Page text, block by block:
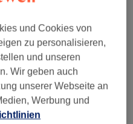
Hinsicht
dafür an Zeit und
medizinisch-
Einsatz kommt
vegane Peelings,
muss jeder
und Cookies von
zu personalisieren,
und unseren
Wir geben auch
unserer Webseite an
Werbung und